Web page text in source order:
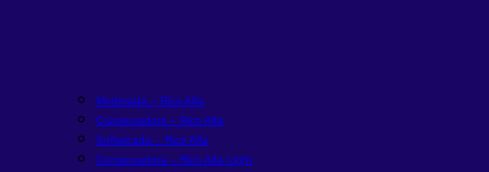
Moderada – Rico Alfa
Conservadora – Rico Alfa
Sofisticada – Rico Alfa
Conservadora – Rico Alfa Light